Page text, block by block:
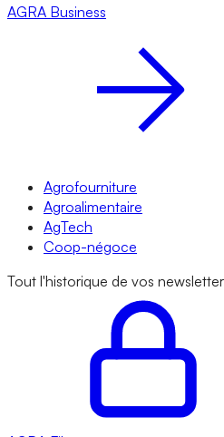
AGRA Business
Agrofourniture
Agroalimentaire
AgTech
Coop-négoce
Tout l'historique de vos